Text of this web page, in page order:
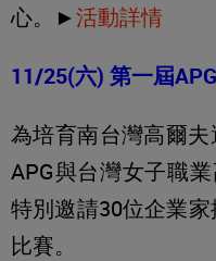
心。►活動詳情
11/25(六) 第一屆
為培育南台灣高爾
APG與台灣女子職
特別邀請30位企業
比賽。